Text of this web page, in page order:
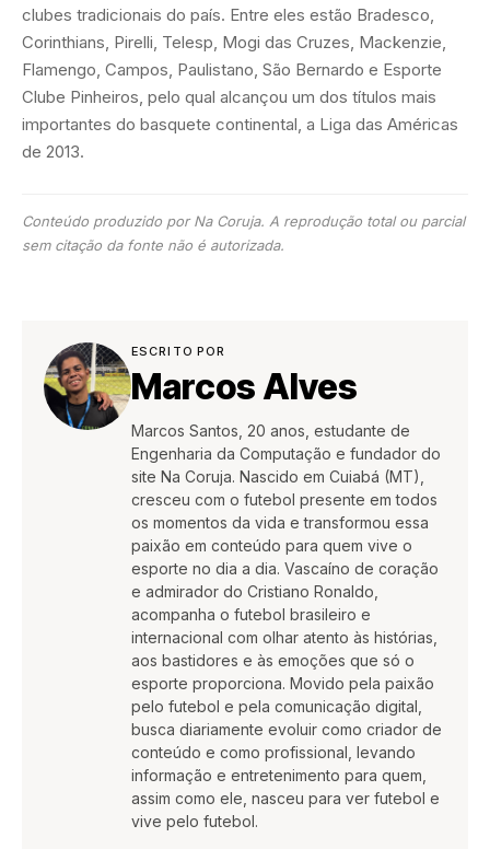
clubes tradicionais do país. Entre eles estão Bradesco,
Corinthians, Pirelli, Telesp, Mogi das Cruzes, Mackenzie,
Flamengo, Campos, Paulistano, São Bernardo e Esporte
Clube Pinheiros, pelo qual alcançou um dos títulos mais
importantes do basquete continental, a Liga das Américas
de 2013.
Conteúdo produzido por Na Coruja. A reprodução total ou parcial
sem citação da fonte não é autorizada.
ESCRITO POR
Marcos Alves
Marcos Santos, 20 anos, estudante de
Engenharia da Computação e fundador do
site Na Coruja. Nascido em Cuiabá (MT),
cresceu com o futebol presente em todos
os momentos da vida e transformou essa
paixão em conteúdo para quem vive o
esporte no dia a dia. Vascaíno de coração
e admirador do Cristiano Ronaldo,
acompanha o futebol brasileiro e
internacional com olhar atento às histórias,
aos bastidores e às emoções que só o
esporte proporciona. Movido pela paixão
pelo futebol e pela comunicação digital,
busca diariamente evoluir como criador de
conteúdo e como profissional, levando
informação e entretenimento para quem,
assim como ele, nasceu para ver futebol e
vive pelo futebol.